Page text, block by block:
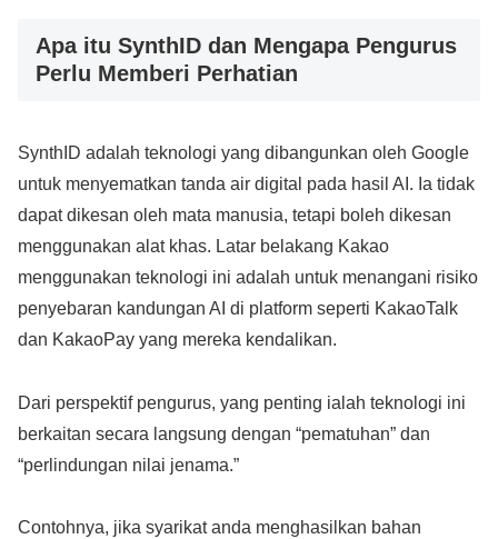
Apa itu SynthID dan Mengapa Pengurus
Perlu Memberi Perhatian
SynthID adalah teknologi yang dibangunkan oleh Google
untuk menyematkan tanda air digital pada hasil AI. Ia tidak
dapat dikesan oleh mata manusia, tetapi boleh dikesan
menggunakan alat khas. Latar belakang Kakao
menggunakan teknologi ini adalah untuk menangani risiko
penyebaran kandungan AI di platform seperti KakaoTalk
dan KakaoPay yang mereka kendalikan.
Dari perspektif pengurus, yang penting ialah teknologi ini
berkaitan secara langsung dengan “pematuhan” dan
“perlindungan nilai jenama.”
Contohnya, jika syarikat anda menghasilkan bahan